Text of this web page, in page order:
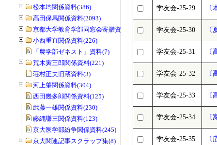
松本均関係資料(386)
高田保馬関係資料(2093)
京都大学教育学部同窓会寄贈資料(963)
小西重直関係資料(226)
「農学部ゼネスト」資料(7)
荒木寅三郎関係資料(221)
荘村正夫旧蔵資料(3)
河上肇関係資料(304)
西田幾多郎関係資料(125)
武藤一雄関係資料(230)
藤縄謙三関係資料(123)
京大医学部紛争関係資料(245)
京大関連記事スクラップ集(8)
学友会-25-29
学友会-25-30
学友会-25-31
学友会-25-32
学友会-25-33
学友会-25-34
学友会-25-35